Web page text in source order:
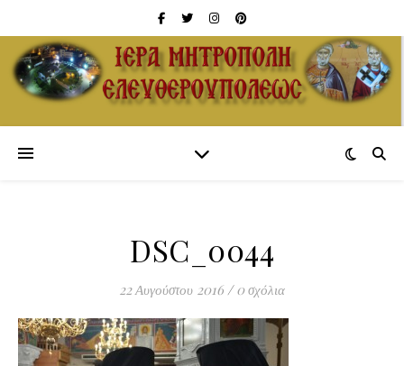
DSC_0044
22 Αυγούστου 2016 / 0 σχόλια